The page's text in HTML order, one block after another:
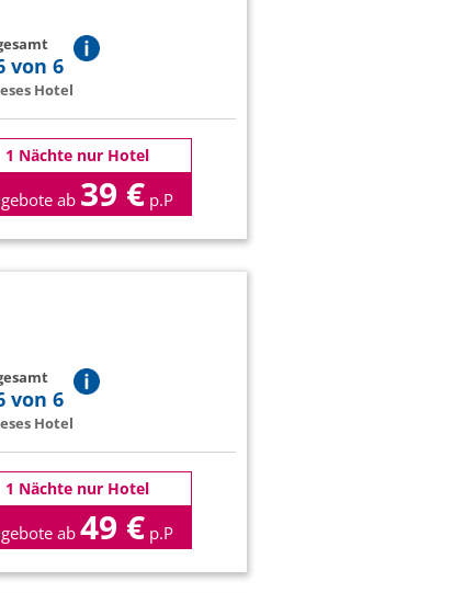
von 6
Hotel
1 Nächte nur Hotel
ab 39 € p.P
von 6
Hotel
1 Nächte nur Hotel
ab49 € p.P